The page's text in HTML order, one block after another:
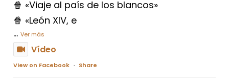
🍿 «Viaje al país de los blancos»
🍿 «León XIV, e
... Ver más
Vídeo
View on Facebook · Share